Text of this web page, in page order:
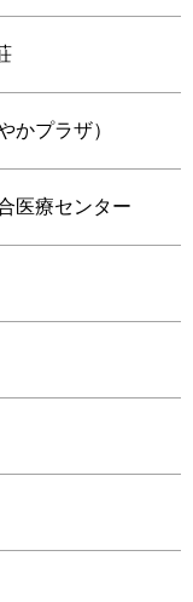
かプラザ）
医療センター